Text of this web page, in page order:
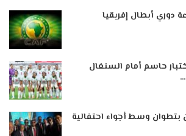
دوري أبطال إفريقيا
حاسم أمام السنغال
وسط أجواء احتفالية